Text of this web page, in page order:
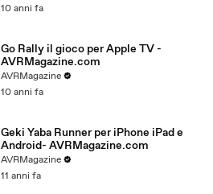
10 anni fa
Go Rally il gioco per Apple TV -
AVRMagazine.com
AVRMagazine
10 anni fa
Geki Yaba Runner per iPhone iPad e
Android- AVRMagazine.com
AVRMagazine
11 anni fa